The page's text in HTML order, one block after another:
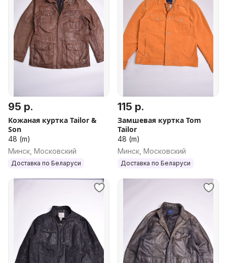
95 р.
Кожаная куртка Tailor &
Son
48 (m)
Минск, Московский
Доставка по Беларуси
115 р.
Замшевая куртка Tom
Tailor
48 (m)
Минск, Московский
Доставка по Беларуси